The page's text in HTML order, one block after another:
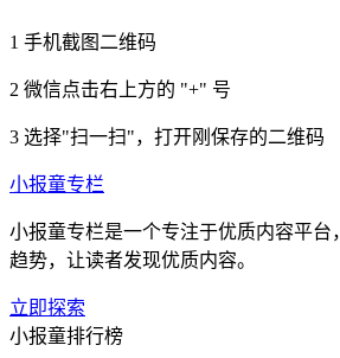
1 手机截图二维码
2 微信点击右上方的 "+" 号
3 选择"扫一扫"，打开刚保存的二维码
小报童专栏
小报童专栏是一个专注于优质内容平台
趋势，让读者发现优质内容。
立即探索
小报童排行榜